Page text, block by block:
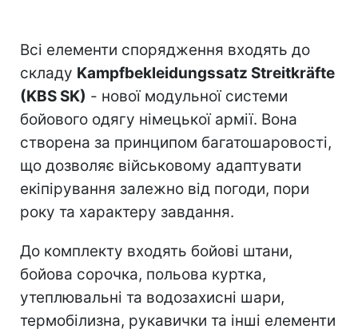
Всі елементи спорядження входять до
складу Kampfbekleidungssatz Streitkräfte
(KBS SK) - нової модульної системи
бойового одягу німецької армії. Вона
створена за принципом багатошаровості,
що дозволяє військовому адаптувати
екіпірування залежно від погоди, пори
року та характеру завдання.
До комплекту входять бойові штани,
бойова сорочка, польова куртка,
утеплювальні та водозахисні шари,
термобілизна, рукавички та інші елементи